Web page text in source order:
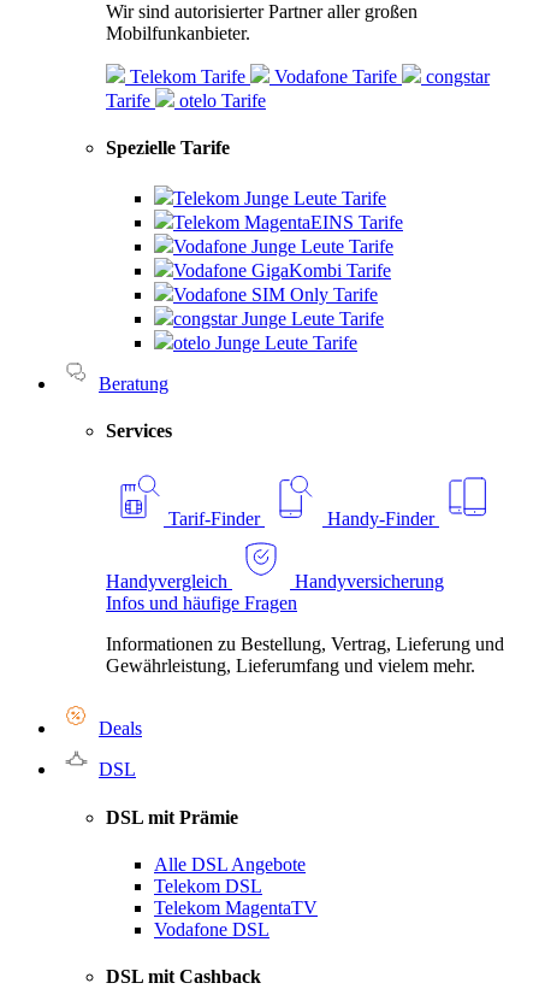
Wir sind autorisierter Partner aller großen
Mobilfunkanbieter.
Telekom Tarife Vodafone Tarife
congstar
Tarife
otelo Tarife
Spezielle Tarife
Telekom Junge Leute Tarife
Telekom MagentaEINS Tarife
Vodafone Junge Leute Tarife
Vodafone GigaKombi Tarife
Vodafone SIM Only Tarife
congstar Junge Leute Tarife
otelo Junge Leute Tarife
Beratung
Services
Tarif-Finder Handy-Finder
Handyvergleich
Handyversicherung
Infos und häufige Fragen
Informationen zu Bestellung, Vertrag, Lieferung und
Gewährleistung, Lieferumfang und vielem mehr.
Deals
DSL
DSL mit Prämie
Alle DSL Angebote
Telekom DSL
Telekom MagentaTV
Vodafone DSL
DSL mit Cashback